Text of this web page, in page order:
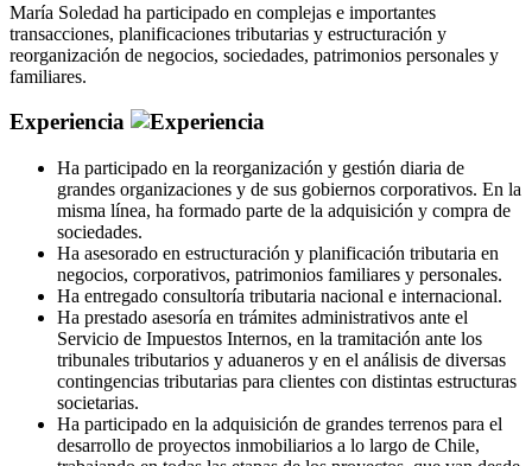
María Soledad ha participado en complejas e importantes
transacciones, planificaciones tributarias y estructuración y
reorganización de negocios, sociedades, patrimonios personales y
familiares.
Experiencia
Ha participado en la reorganización y gestión diaria de
grandes organizaciones y de sus gobiernos corporativos. En la
misma línea, ha formado parte de la adquisición y compra de
sociedades.
Ha asesorado en estructuración y planificación tributaria en
negocios, corporativos, patrimonios familiares y personales.
Ha entregado consultoría tributaria nacional e internacional.
Ha prestado asesoría en trámites administrativos ante el
Servicio de Impuestos Internos, en la tramitación ante los
tribunales tributarios y aduaneros y en el análisis de diversas
contingencias tributarias para clientes con distintas estructuras
societarias.
Ha participado en la adquisición de grandes terrenos para el
desarrollo de proyectos inmobiliarios a lo largo de Chile,